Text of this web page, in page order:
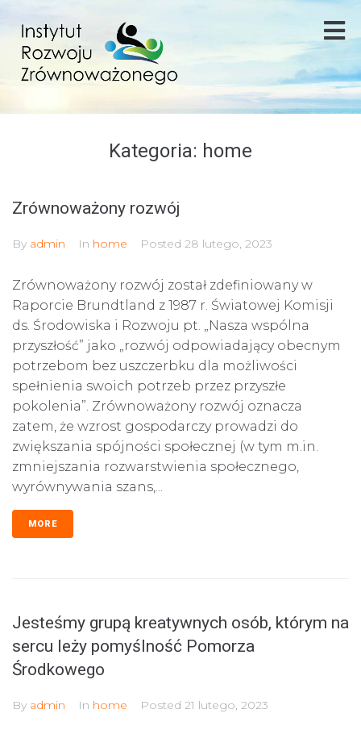
Kategoria: home
Zrównoważony rozwój
By admin In home Posted 28 lutego, 2023
Zrównoważony rozwój został zdefiniowany w
Raporcie Brundtland z 1987 r. Światowej Komisji
ds. Środowiska i Rozwoju pt. „Nasza wspólna
przyszłość” jako „rozwój odpowiadający obecnym
potrzebom bez uszczerbku dla możliwości
spełnienia swoich potrzeb przez przyszłe
pokolenia”. Zrównoważony rozwój oznacza
zatem, że wzrost gospodarczy prowadzi do
zwiększania spójności społecznej (w tym m.in.
zmniejszania rozwarstwienia społecznego,
wyrównywania szans,...
MORE
Jesteśmy grupą kreatywnych osób, którym na
sercu leży pomyślność Pomorza
Środkowego
By admin In home Posted 21 lutego, 2023